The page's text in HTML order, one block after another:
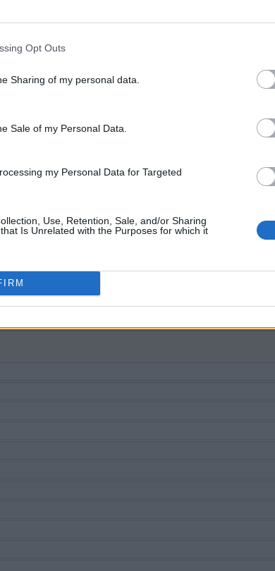
Opt Outs
Sharing of my personal data.
Sale of my Personal Data.
my Personal Data for Targeted
Use, Retention, Sale, and/or Sharing
Is Unrelated with the Purposes for which it
MÁS RESPUESTAS